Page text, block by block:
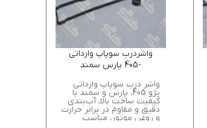
واشردرب سوپاپ وارداتي
-405 پارس سمند
واشر درب سوپاپ وارداتی
پژو 405، پارس و سمند با
کیفیت ساخت بالا، آب‌بندی
دقیق و مقاوم در برابر حرارت
و روغن موتور، مناسب